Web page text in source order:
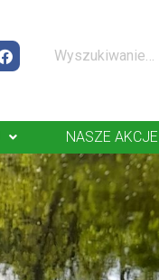
NASZE AKCJE